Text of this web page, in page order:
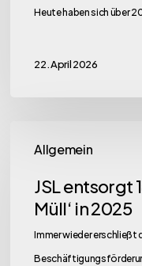
Heute haben sich über
22. April 2026
Allgemein
entsorgt
Tonnen
‚wilder
Müll‘
JSL entsorgt
Müll‘ in 2025
Immer wieder erschließt